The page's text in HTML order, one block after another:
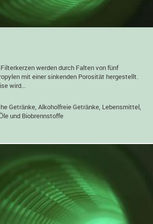
Filterkerzen werden durch Falten von fünf
mit einer sinkenden Porosität hergestellt.
wird...
Getränke, Alkoholfreie Getränke, Lebensmittel,
und Biobrennstoffe